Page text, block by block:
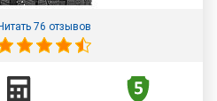
76 отзывов